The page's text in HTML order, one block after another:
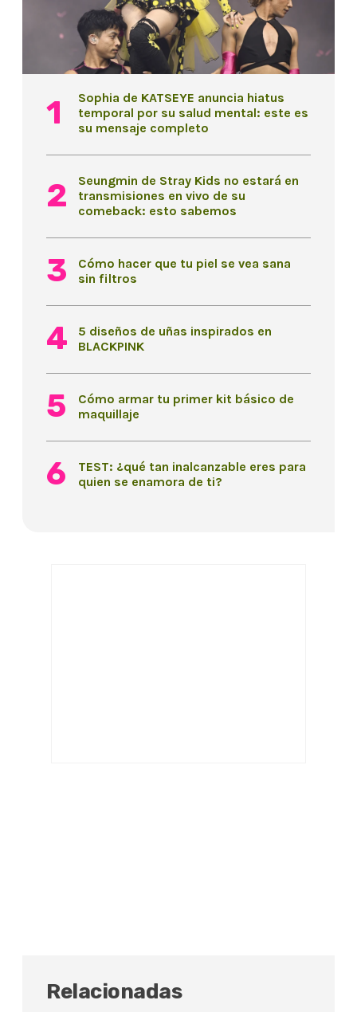
Sophia de KATSEYE anuncia hiatus
temporal por su salud mental: este es
su mensaje completo
Seungmin de Stray Kids no estará en
transmisiones en vivo de su
comeback: esto sabemos
Cómo hacer que tu piel se vea sana
sin filtros
5 diseños de uñas inspirados en
BLACKPINK
Cómo armar tu primer kit básico de
maquillaje
TEST: ¿qué tan inalcanzable eres para
quien se enamora de ti?
Relacionadas